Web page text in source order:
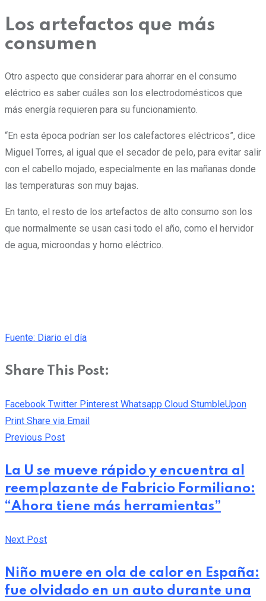
Los artefactos que más
consumen
Otro aspecto que considerar para ahorrar en el consumo
eléctrico es saber cuáles son los electrodomésticos que
más energía requieren para su funcionamiento.
“En esta época podrían ser los calefactores eléctricos”, dice
Miguel Torres, al igual que el secador de pelo, para evitar salir
con el cabello mojado, especialmente en las mañanas donde
las temperaturas son muy bajas.
En tanto, el resto de los artefactos de alto consumo son los
que normalmente se usan casi todo el año, como el hervidor
de agua, microondas y horno eléctrico.
Fuente: Diario el día
Share This Post:
Facebook Twitter Pinterest Whatsapp Cloud StumbleUpon
Print Share via Email
Previous Post
La U se mueve rápido y encuentra al
reemplazante de Fabricio Formiliano:
“Ahora tiene más herramientas”
Next Post
Niño muere en ola de calor en España:
fue olvidado en un auto durante una